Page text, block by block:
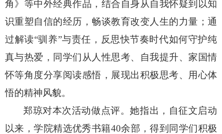
角》等中外经典作品，结合自身从自我怀疑到以知
识重塑自信的经历，畅谈教育改变人生的力量；通
过解读“驯养”与责任，反思快节奏时代如何守护纯
真与热爱，同学们从人性思考、自我提升、家国情
怀等角度分享阅读感悟，展现出积极思考、用心体
悟的精神风貌。
郑琼对本次活动做点评。她指出，自征文启动
以来，学院精选优秀书籍40余部，得到同学们积极